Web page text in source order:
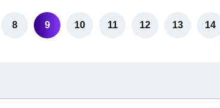
8 9 10 11 12 13 14